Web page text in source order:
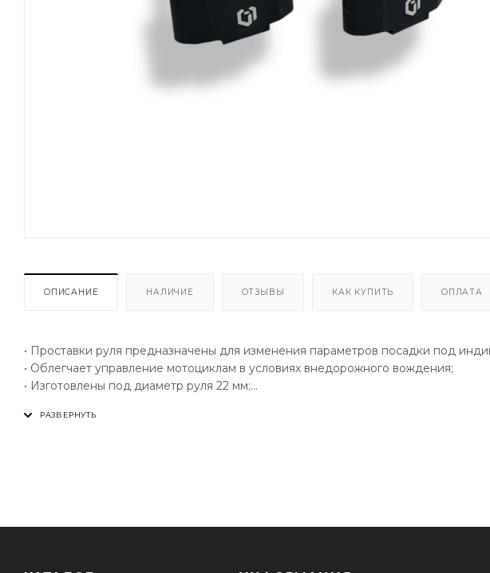
ОПИСАНИЕ НАЛИЧИЕ ОТЗЫВЫ КАК КУПИТЬ ОПЛАТА
• Проставки руля предназначены для изменения параметров посадки под
• Облегчает управление мотоциклам в условиях внедорожного вождения;
• Изготовлены под диаметр руля 22 мм;
• Имеется возможность увеличивать высоту руля до 50ти мм (путем
сохранности. Упаковка также удобна для складирования и нарядно выглядит